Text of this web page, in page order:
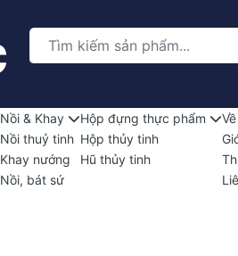
Nồi & Khay
Nồi thuỷ tinh
Khay nướng
Nồi, bát sứ
Hộp đựng thực phẩm
Hộp thủy tinh
Hũ thủy tinh